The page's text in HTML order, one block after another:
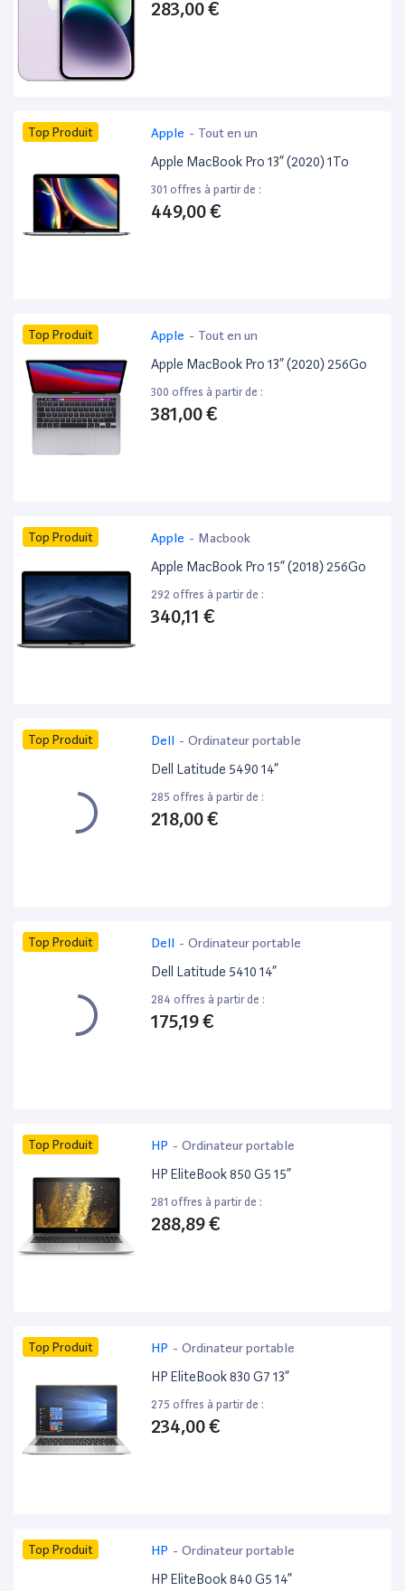
283,00 €
Top Produit Apple - Tout en un
Apple MacBook Pro 13” (2020) 1To
301 offres à partir de :
449,00 €
Top Produit Apple - Tout en un
Apple MacBook Pro 13” (2020) 256Go
300 offres à partir de :
381,00 €
Top Produit Apple - Macbook
Apple MacBook Pro 15” (2018) 256Go
292 offres à partir de :
340,11 €
Top Produit Dell - Ordinateur portable
Dell Latitude 5490 14”
285 offres à partir de :
218,00 €
Top Produit Dell - Ordinateur portable
Dell Latitude 5410 14”
284 offres à partir de :
175,19 €
Top Produit HP - Ordinateur portable
HP EliteBook 850 G5 15”
281 offres à partir de :
288,89 €
Top Produit HP - Ordinateur portable
HP EliteBook 830 G7 13”
275 offres à partir de :
234,00 €
Top Produit HP - Ordinateur portable
HP EliteBook 840 G5 14”